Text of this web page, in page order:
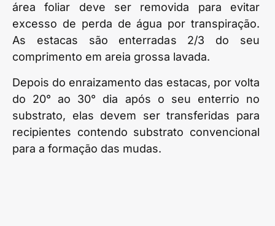
área foliar deve ser removida para evitar
excesso de perda de água por transpiração.
As estacas são enterradas 2/3 do seu
comprimento em areia grossa lavada.
Depois do enraizamento das estacas, por volta
do 20° ao 30° dia após o seu enterrio no
substrato, elas devem ser transferidas para
recipientes contendo substrato convencional
para a formação das mudas.